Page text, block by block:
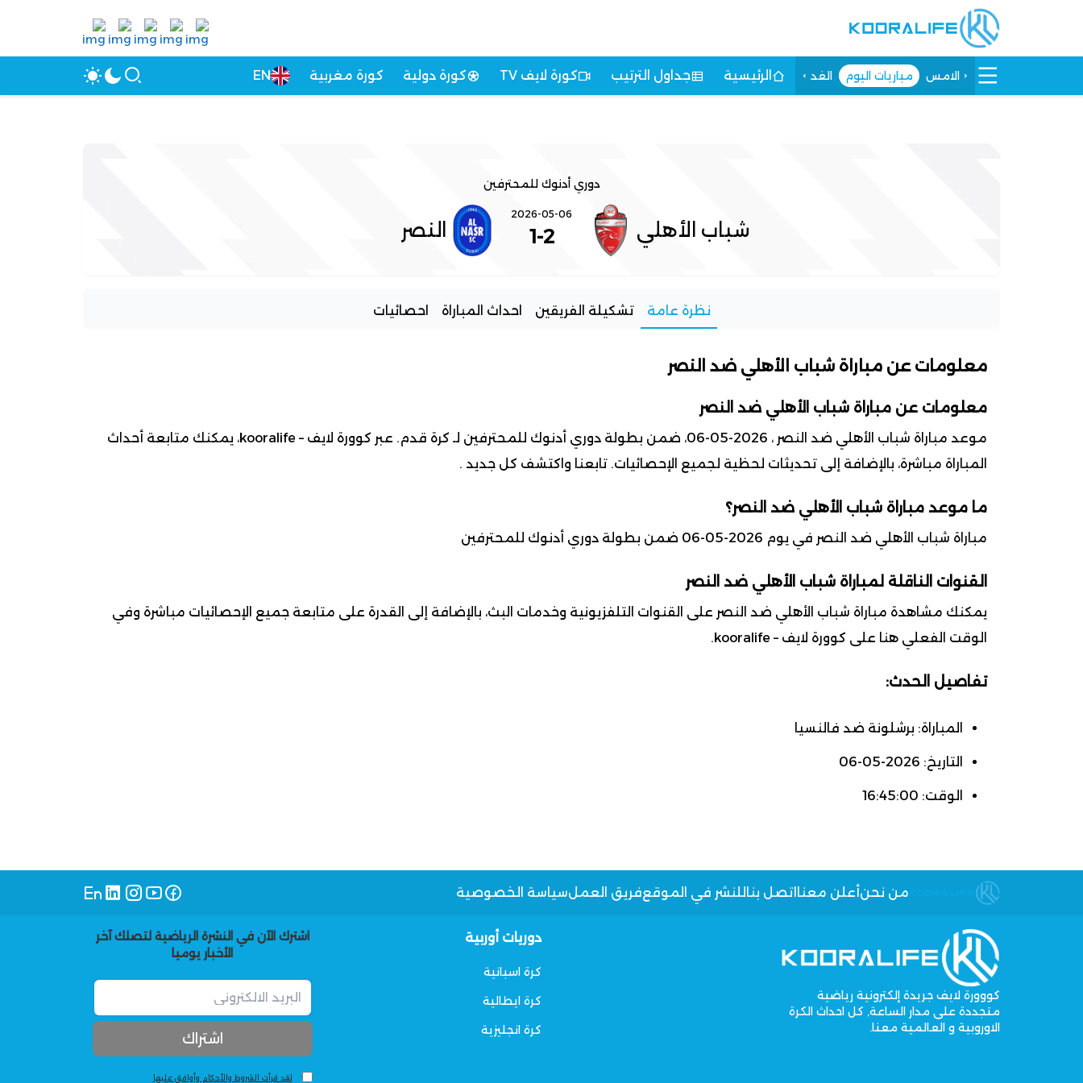
الامس مباريات اليوم الغد الرئيسية جداول الترتيب كورة لايف TV كورة دولية كورة مغربية EN
دوري أدنوك للمحترفين
شباب الأهلي
2026-05-06
2
-
1 النصر
نظرة عامة تشكيلة الفريقين احداث المباراة احصائيات
معلومات عن مباراة شباب الأهلي ضد النصر
معلومات عن مباراة شباب الأهلي ضد النصر
موعد مباراة شباب الأهلي ضد النصر ، 2026-05-06، ضمن بطولة دوري أدنوك للمحترفين لـ كرة قدم. عبر كوورة لايف – kooralife، يمكنك متابعة أحداث
المباراة مباشرة، بالإضافة إلى تحديثات لحظية لجميع الإحصائيات. تابعنا واكتشف كل جديد .
ما موعد مباراة شباب الأهلي ضد النصر؟
مباراة شباب الأهلي ضد النصر في يوم 2026-05-06 ضمن بطولة دوري أدنوك للمحترفين
القنوات الناقلة لمباراة شباب الأهلي ضد النصر
يمكنك مشاهدة مباراة شباب الأهلي ضد النصر على القنوات التلفزيونية وخدمات البث، بالإضافة إلى القدرة على متابعة جميع الإحصائيات مباشرة وفي
الوقت الفعلي هنا على كوورة لايف – kooralife.
تفاصيل الحدث:
المباراة: برشلونة ضد فالنسيا
التاريخ: 2026-05-06
الوقت: 16:45:00
من نحنأعلن معنا اتصل بنا للنشر في الموقعفريق العملسياسة الخصوصية
كووورة لايف جريدة إلكترونية رياضية
متجددة على مدار الساعة, كل احداث الكرة
الاوروبية و العالمية معنا.
دوريات أوربية
كرة اسبانية
كرة ايطالية
كرة انجليزية
اشترك الآن في النشرة الرياضية لتصلك آخر
الأخبار يوميا
لقد قرأت الشروط والأحكام وأوافق عليها